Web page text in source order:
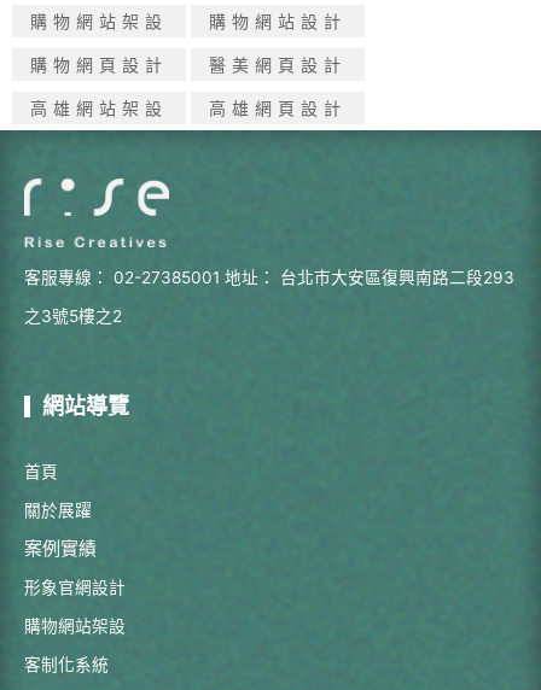
購物網站架設 購物網站設計
購物網頁設計 醫美網頁設計
高雄網站架設 高雄網頁設計
客服專線： 02-27385001 地址： 台北市大安區復興南路二段293
之3號5樓之2
網站導覽
首頁
關於展躍
案例實績
形象官網設計
購物網站架設
客制化系統